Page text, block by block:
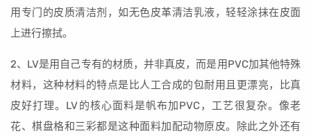
用专门的皮质清洁剂，如无色皮革清洁乳液，轻轻涂抹在皮面
上进行擦拭。
2、LV是用自己专有的材质，并非真皮，而是用PVC加其他特殊
材料，这种材料的特点是比人工合成的包耐用且更漂亮，比真
皮好打理。LV的核心面料是帆布加PVC，工艺很复杂。像老
花、棋盘格和三彩都是这种面料加配动物原皮。除此之外还有